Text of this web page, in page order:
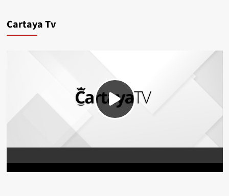
Cartaya Tv